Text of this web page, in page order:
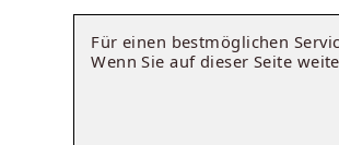
Für einen bestmöglichen
Wenn Sie auf dieser Seite